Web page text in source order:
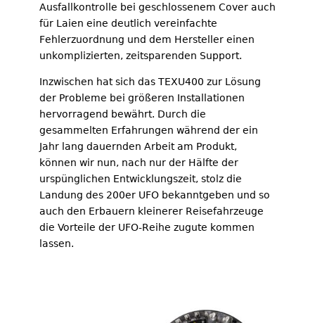
Ausfallkontrolle bei geschlossenem Cover auch
für Laien eine deutlich vereinfachte
Fehlerzuordnung und dem Hersteller einen
unkomplizierten, zeitsparenden Support.
Inzwischen hat sich das TEXU400 zur Lösung
der Probleme bei größeren Installationen
hervorragend bewährt. Durch die
gesammelten Erfahrungen während der ein
Jahr lang dauernden Arbeit am Produkt,
können wir nun, nach nur der Hälfte der
urspünglichen Entwicklungszeit, stolz die
Landung des 200er UFO bekanntgeben und so
auch den Erbauern kleinerer Reisefahrzeuge
die Vorteile der UFO-Reihe zugute kommen
lassen.